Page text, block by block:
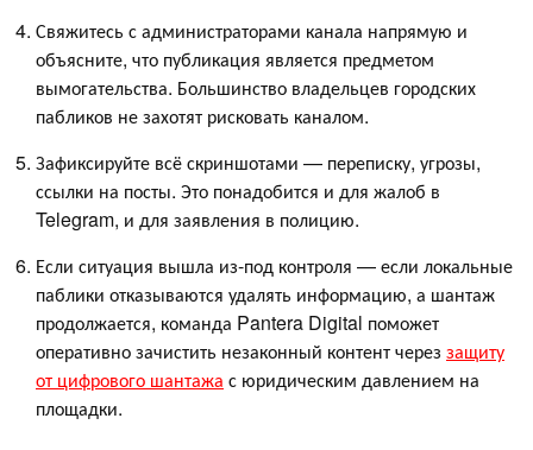
Свяжитесь с администраторами канала напрямую и
объясните, что публикация является предметом
вымогательства. Большинство владельцев городских
пабликов не захотят рисковать каналом.
Зафиксируйте всё скриншотами — переписку, угрозы,
ссылки на посты. Это понадобится и для жалоб в
Telegram, и для заявления в полицию.
Если ситуация вышла из-под контроля — если локальные
паблики отказываются удалять информацию, а шантаж
продолжается, команда Pantera Digital поможет
оперативно зачистить незаконный контент через защиту
от цифрового шантажа с юридическим давлением на
площадки.